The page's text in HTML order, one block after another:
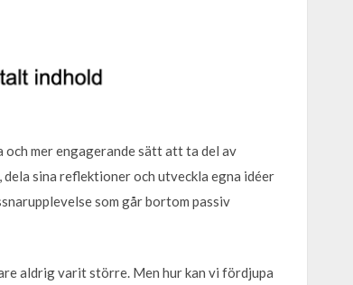
mer engagerande sätt att ta del av
sina reflektioner och utveckla egna idéer
som går bortom passiv
aldrig varit större. Men hur kan vi fördjupa